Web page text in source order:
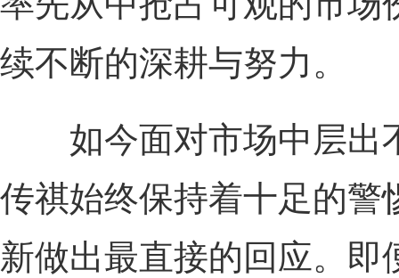
续不断的深耕与努力。
如今面对市场中层出
传祺始终保持着十足的警
新做出最直接的回应。即